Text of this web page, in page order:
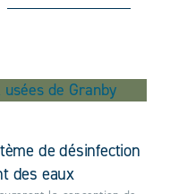
de désinfection
des eaux